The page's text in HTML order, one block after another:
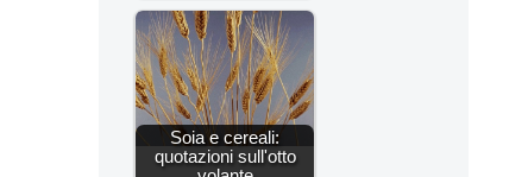
Soia e cereali:
quotazioni sull'otto